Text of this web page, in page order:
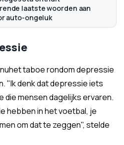
laatste woorden aan
auto-ongeluk
taboe rondom depressie
"Ik denk dat depressie iets
die mensen dagelijks ervaren.
hebben in het voetbal, je
om dat te zeggen", stelde